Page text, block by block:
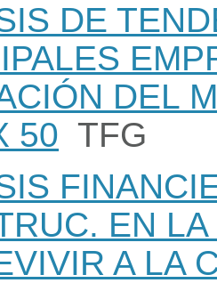
DE
DEL
50 TFG
EN
A LA